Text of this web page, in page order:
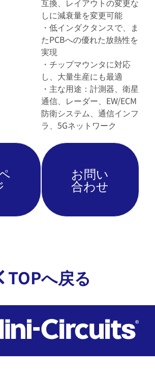
互換、レイアウトの変更な
しに減衰量を変更可能
・低インダクタンスで、ま
たPCBへの優れた放熱性を
実現
・チップマウンタに対応
し、大量生産にも最適
・主な用途：計測器、衛星
通信、レーダー、EW/ECM
防衛システム、通信インフ
ラ、5Gネットワーク
お問い
合わせ
TOPへ戻る